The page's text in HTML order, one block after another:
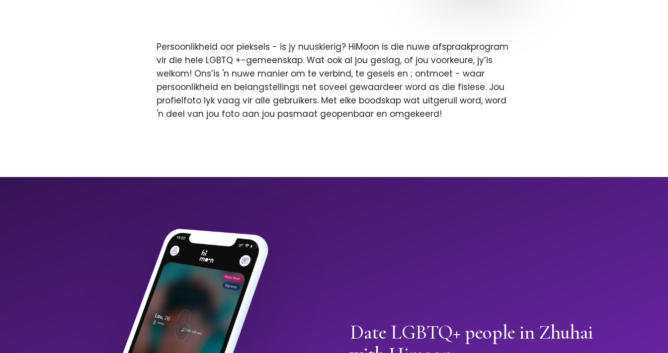
Persoonlikheid oor pieksels - is jy nuuskierig? HiMoon is die nuwe afspraakprogram
vir die hele LGBTQ +-gemeenskap. Wat ook al jou geslag, of jou voorkeure, jy’is
welkom! Ons’is 'n nuwe manier om te verbind, te gesels en ; ontmoet - waar
persoonlikheid en belangstellings net soveel gewaardeer word as die fisiese. Jou
profielfoto lyk vaag vir alle gebruikers. Met elke boodskap wat uitgeruil word, word
'n deel van jou foto aan jou pasmaat geopenbaar en omgekeerd!
Date LGBTQ+ people in Zhuhai